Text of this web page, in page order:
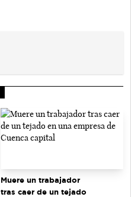
Muere un trabajador
tras caer de un tejado